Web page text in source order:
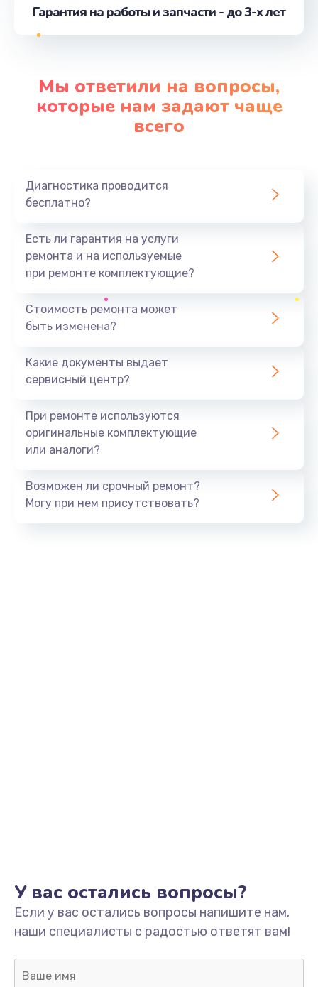
Ремонт ЦЗУ
от 980 руб.
Замена термодатчика
от 580 руб.
Заказать
от 570 руб.
от 290 руб.
Замена прокладок
Заказать
Чистка дренажа
от 400 руб.
от 520 руб.
Заказать
Ремонт насоса
Гарантия на работы и запчасти - до 3-х лет
Мы ответили на вопросы,
которые нам задают чаще
всего
Диагностика проводится
бесплатно?
Есть ли гарантия на услуги
ремонта и на используемые
при ремонте комплектующие?
Стоимость ремонта может
быть изменена?
Какие документы выдает
сервисный центр?
При ремонте используются
оригинальные комплектующие
или аналоги?
Возможен ли срочный ремонт?
Могу при нем присутствовать?
У вас остались вопросы?
Если у вас остались вопросы напишите нам,
наши специалисты с радостью ответят вам!